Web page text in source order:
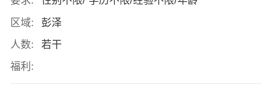
区域:
彭泽
人数:
若干
福利: